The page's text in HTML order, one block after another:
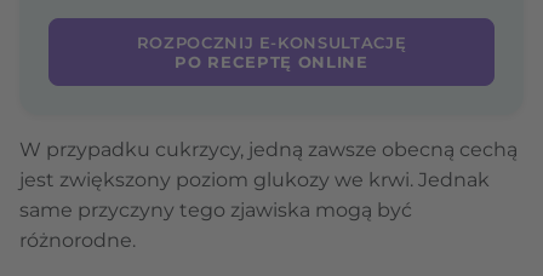
ROZPOCZNIJ E-KONSULTACJĘ
PO RECEPTĘ ONLINE
W przypadku cukrzycy, jedną zawsze obecną cechą
jest zwiększony poziom glukozy we krwi. Jednak
same przyczyny tego zjawiska mogą być
różnorodne.